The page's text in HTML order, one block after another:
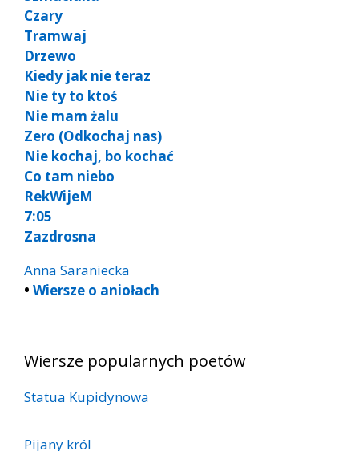
Czary
Tramwaj
Drzewo
Kiedy jak nie teraz
Nie ty to ktoś
Nie mam żalu
Zero (Odkochaj nas)
Nie kochaj, bo kochać
Co tam niebo
RekWijeM
7:05
Zazdrosna
Anna Saraniecka
• Wiersze o aniołach
Wiersze popularnych poetów
Statua Kupidynowa
Pijany król